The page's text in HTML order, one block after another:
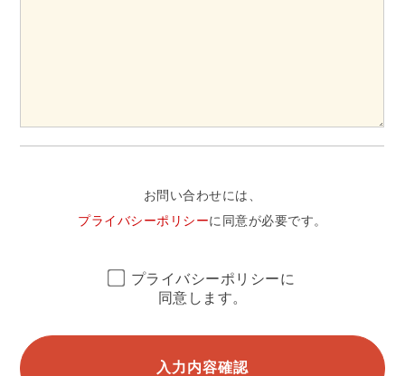
お問い合わせには、
プライバシーポリシーに同意が必要です。
プライバシーポリシーに
同意します。